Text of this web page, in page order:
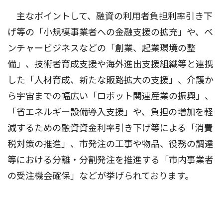
主なポイントして、融資の利用者負担利率引き下
げ等の「小規模事業者への金融支援の拡充」や、ベ
ンチャービジネスなどの「創業、起業環境の整
備」、技術者育成支援や海外進出支援組織等と連携
した「人材育成、新たな販路拡大の支援」、介護か
ら宇宙までの幅広い「ロボット関連産業の振興」、
「省エネルギー設備導入支援」や、負担の増加を軽
減するための融資資金利率引き下げ等による「消費
税対策の推進」、市発注の工事や物品、役務の調達
等における分離・分割発注を推進する「市内事業者
の受注機会確保」などが挙げられております。